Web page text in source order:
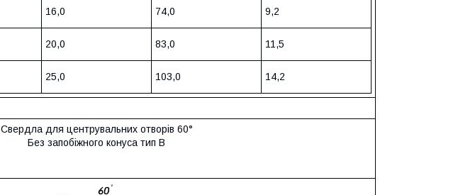
16,0 74,0 9,2
20,0 83,0 11,5
25,0 103,0 14,2
Свердла для центрувальних отворів 60°
Без запобіжного конуса тип В